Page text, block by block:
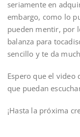
seriamente en
embargo, como lo
pueden mentir, por
balanza para
sencillo y te da
Espero que el video
que puedan
¡Hasta la próxima